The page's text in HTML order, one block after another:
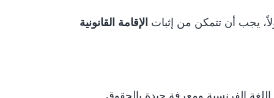
يجب أن تتمكن من إثبات الإقامة القانونية